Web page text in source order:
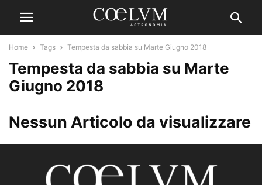
Home Tags Tempesta da sabbia su Marte Giugno 2018
Tempesta da sabbia su Marte
Giugno 2018
Nessun Articolo da visualizzare